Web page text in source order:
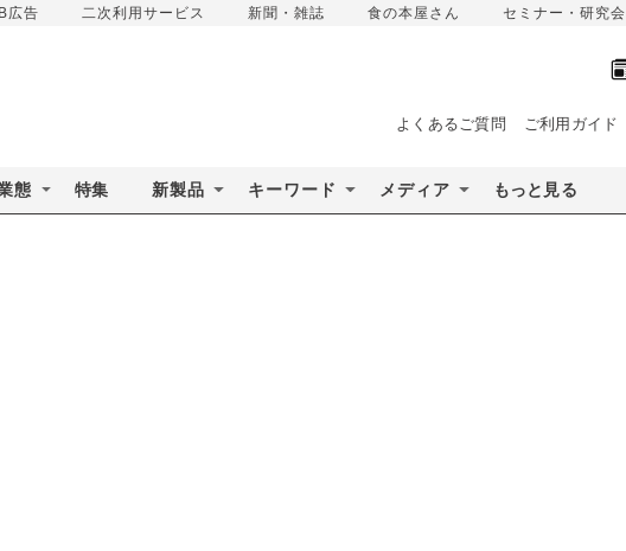
広告 二次利用サービス 新聞・雑誌 食の本屋さん セミナー・研究会
よくあるご質問 ご利用ガイド
態 特集 新製品 キーワード メディア もっと見る